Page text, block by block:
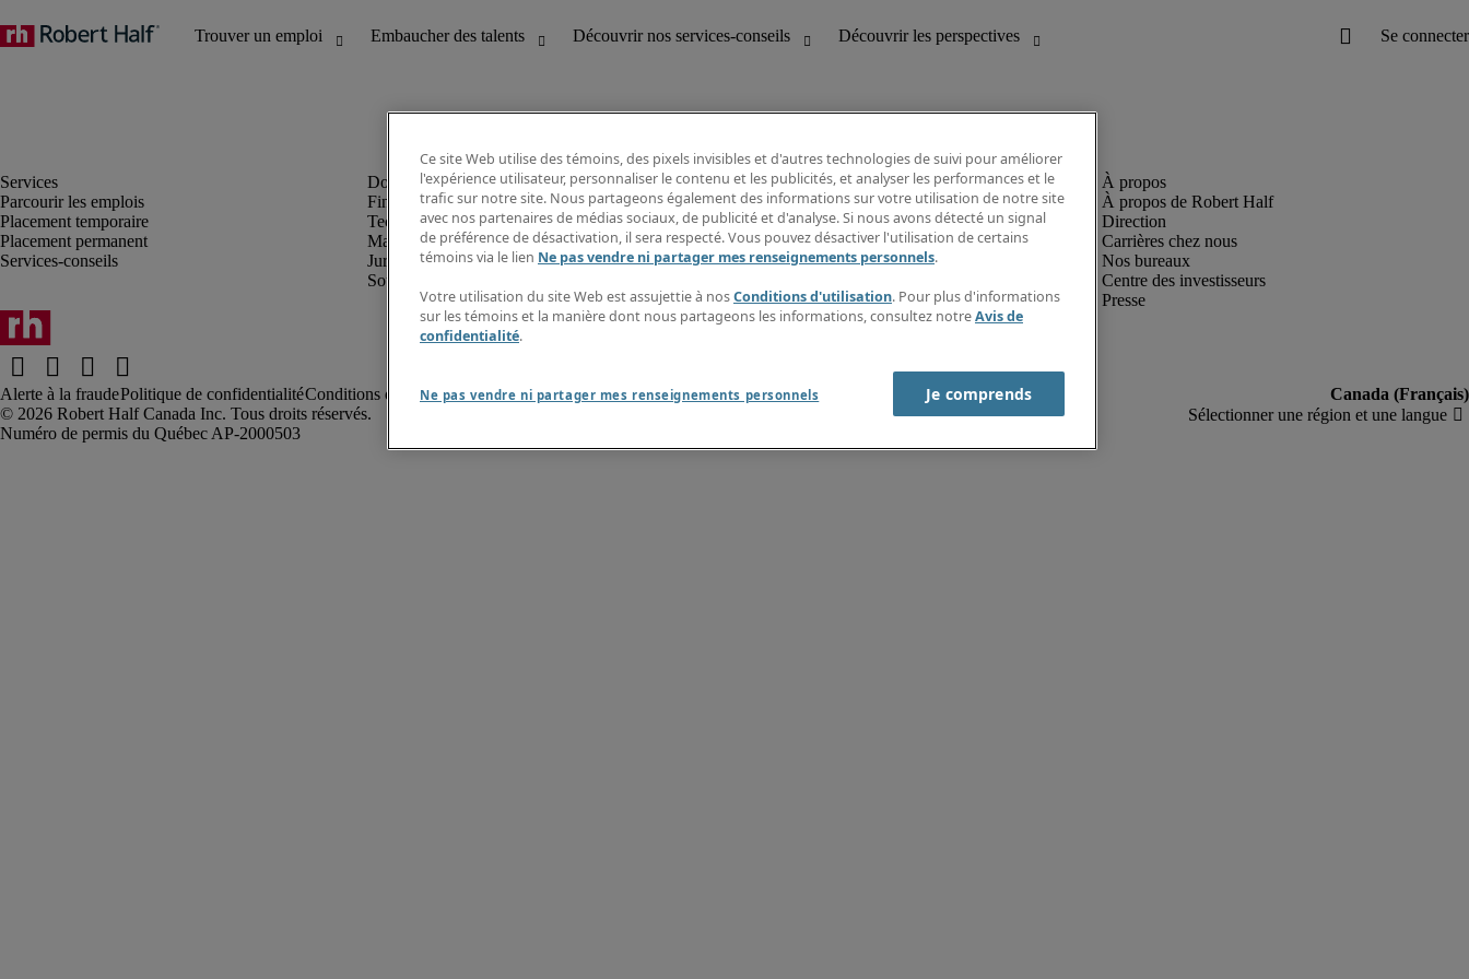
Parcourir les emplois
Placement temporaire
Placement permanent
Services-conseils
Finance et comptabilité
Technologie
Marketing et création
Juridique
Soutien administratif et à la clientèle
Découvrir les perspectives
Répertoire d’emplois
Guide salarial
Rapports de temps
Contactez-nous
À propos de Robert Half
Direction
Carrières chez nous
Nos bureaux
Centre des investisseurs
Presse
Alerte à la fraudePolitique de confidentialitéConditions d’utilisation Rapport sur l'esclavage moderne
Robert Half Canada Inc. Tous droits réservés.
Ce site Web utilise des témoins, des pixels invisibles et d'autres technologies de suivi pour améliorer
l'expérience utilisateur, personnaliser le contenu et les publicités, et analyser les performances et le
trafic sur notre site. Nous partageons également des informations sur votre utilisation de notre site
avec nos partenaires de médias sociaux, de publicité et d'analyse. Si nous avons détecté un signal
de préférence de désactivation, il sera respecté. Vous pouvez désactiver l'utilisation de certains
témoins via le lien Ne pas vendre ni partager mes renseignements personnels.
Votre utilisation du site Web est assujettie à nosConditions d'utilisation. Pour plus d'informations
sur les témoins et la manière dont nous partageons les informations, consultez notreAvis de
confidentialité.
Ne pas vendre ni partager mes renseignements personnels Je comprends